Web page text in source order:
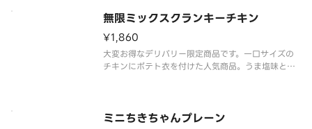
さが特長で、辛い物好きの方にも指示される味付け
無限ミックスクランキーチキン
¥1,860
大変お得なデリバリー限定商品です。一口サイズの
チキンにポテト衣を付けた人気商品。うま塩味と辛
ミニちきちゃんプレーン